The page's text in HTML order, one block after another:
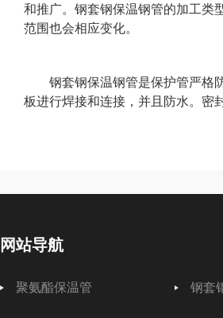
和推广。钢套钢保温钢管的加工类
范围也会相应变化。
钢套钢保温钢管是保护管严格防
板进行焊接和连接，并且防水。密
网站导航
聚氨酯保温管 钢套